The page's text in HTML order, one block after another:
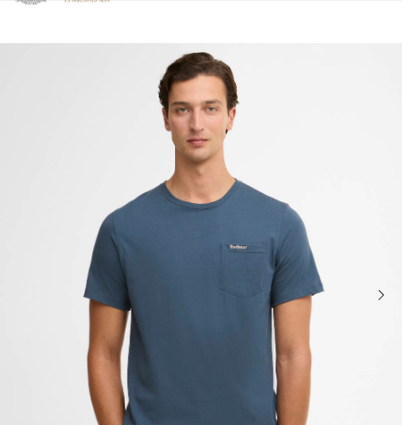
Clicca per visualizzare la nostra Dichiarazione di Accessibilità